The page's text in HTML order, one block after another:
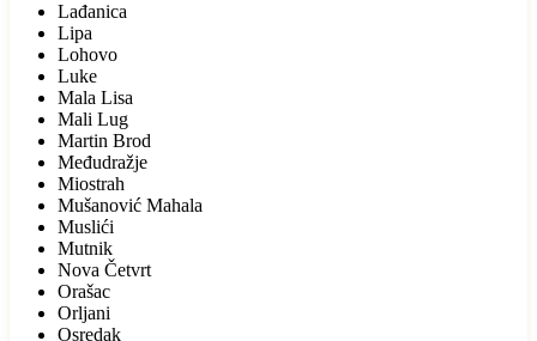
Lađanica
Lipa
Lohovo
Luke
Mala Lisa
Mali Lug
Martin Brod
Međudražje
Miostrah
Mušanović Mahala
Muslići
Mutnik
Nova Četvrt
Orašac
Orljani
Osredak